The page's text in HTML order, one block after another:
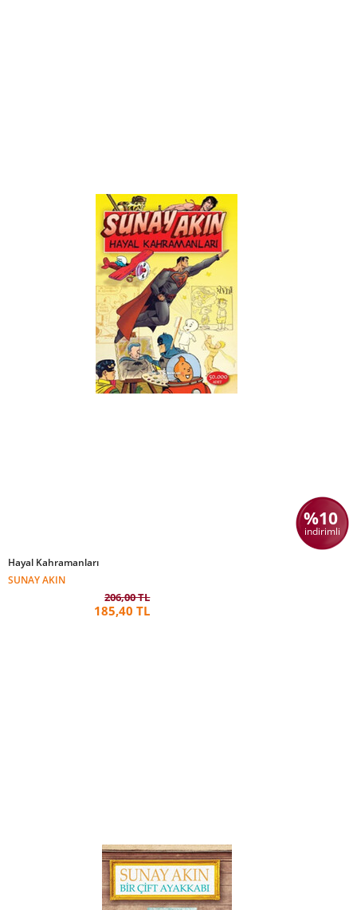
%10
indirimli
Hayal Kahramanları
SUNAY AKIN
206,00 TL
185,40 TL